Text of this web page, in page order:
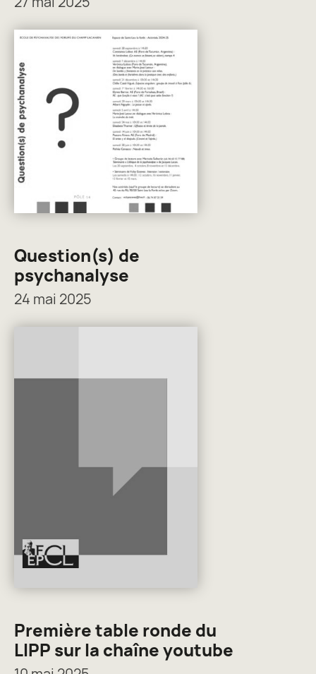
Question(s) de
psychanalyse
24 mai 2025
Première table ronde du
LIPP sur la chaîne youtube